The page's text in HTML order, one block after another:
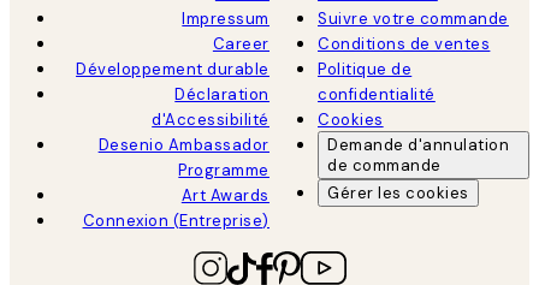
Impressum
Career
Développement durable
Déclaration
d'Accessibilité
Desenio Ambassador
Programme
Art Awards
Connexion (Entreprise)
Suivre votre commande
Conditions de ventes
Politique de
confidentialité
Cookies
Demande d'annulation
de commande
Gérer les cookies